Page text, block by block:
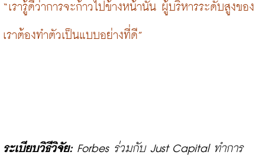
“เรารู้ดีว่าการจะก้าวไปข้างหน้านั้น ผู้บริหารระดับสูงของ
เราต้องทำตัวเป็นแบบอย่างที่ดี”
ระเบียบวิธีวิจัย: Forbes ร่วมกับ Just Capital ทำการ